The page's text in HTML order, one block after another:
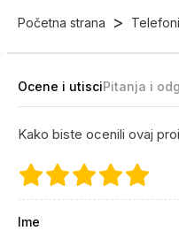
Početna strana >
Ocene i utisciPitanja i
Kako biste ocenili ovaj
Ime